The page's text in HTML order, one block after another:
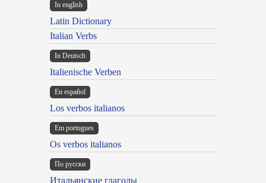
In english
Latin Dictionary
Italian Verbs
In Deutsch
Italienische Verben
En español
Los verbos italianos
Em portugues
Os verbos italianos
По русски
Итальянские глаголы